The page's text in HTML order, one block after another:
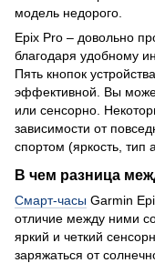
модель недорого.
Epix Pro – довольно
благодаря удобному
Пять кнопок
эффективной. Вы
или сенсорно.
зависимости от
спортом (яркость, тип
В чем разница
Смарт-часы Garmin
отличие между ними
яркий и четкий
заряжаться от